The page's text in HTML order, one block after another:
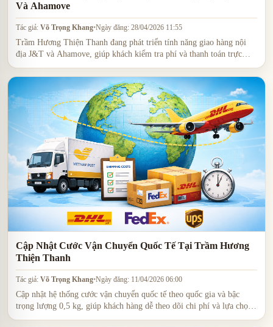
Và Ahamove
Tác giả:Võ Trọng Khang•Ngày đăng: 28/04/2026 11:55
Trầm Hương Thiện Thanh đang phát triển tính năng giao hàng nội
địa J&T và Ahamove, giúp khách kiểm tra phí và thanh toán trực
tiếp trên website trong thời gian
Cập Nhật Cước Vận Chuyển Quốc Tế Tại Trầm Hương
Thiện Thanh
Tác giả:Võ Trọng Khang•Ngày đăng: 11/04/2026 06:00
Cập nhật hệ thống cước vận chuyển quốc tế theo quốc gia và bậc
trọng lượng 0,5 kg, giúp khách hàng dễ theo dõi chi phí và lựa chọn